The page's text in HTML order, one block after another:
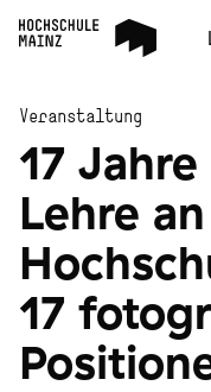
Veranstaltung
17
Lehre
17